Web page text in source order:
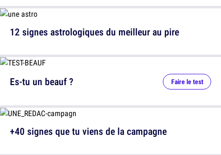
12 signes astrologiques du meilleur au pire
Es-tu un beauf ? Faire le test
+40 signes que tu viens de la campagne